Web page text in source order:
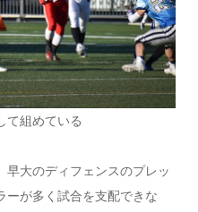
て組めている
大のディフェンスのプレッ
ーが多く試合を支配できな